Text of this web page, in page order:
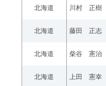
北海道 川村 正樹
北海道 藤田 正志
北海道 柴谷 憲治
北海道 上田 憲幸